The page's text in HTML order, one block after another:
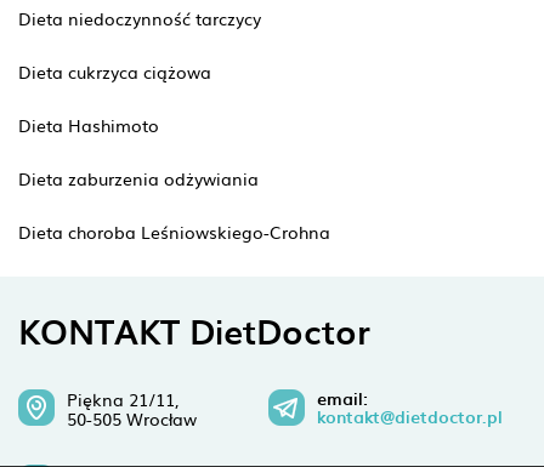
Dieta niedoczynność tarczycy
Dieta cukrzyca ciążowa
Dieta Hashimoto
Dieta zaburzenia odżywiania
Dieta choroba Leśniowskiego-Crohna
KONTAKT DietDoctor
Piękna 21/11,
50-505 Wrocław
email:
kontakt@dietdoctor.pl